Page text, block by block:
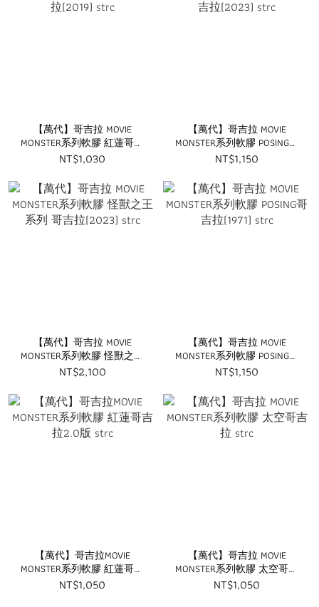
【萬代】哥吉拉 MOVIE
MONSTER系列軟膠 紅蓮哥吉
拉(2019) strc
NT$1,030
【萬代】哥吉拉 MOVIE
MONSTER系列軟膠 POSING哥
吉拉(2023) strc
NT$1,150
【萬代】哥吉拉 MOVIE
MONSTER系列軟膠 怪獸之王
系列 哥吉拉(2023) strc
NT$2,100
【萬代】哥吉拉 MOVIE
MONSTER系列軟膠 POSING哥
吉拉(1971) strc
NT$1,150
【萬代】哥吉拉MOVIE
MONSTER系列軟膠 紅蓮哥吉
拉2.0版 strc
NT$1,050
【萬代】哥吉拉 MOVIE
MONSTER系列軟膠 太空哥吉
拉 strc
NT$1,050